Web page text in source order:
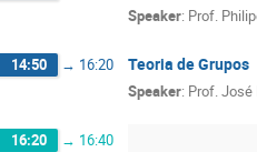
Speaker: Prof.
14:50 → 16:20 Teoria de Grupos
Speaker: Prof.José
16:20 → 16:40